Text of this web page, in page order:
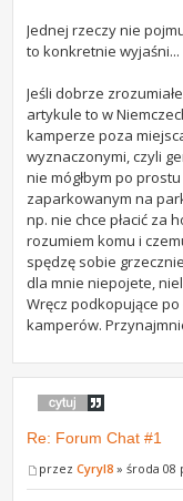
Jednej rzeczy nie
to konkretnie wyjaśni...
Jeśli dobrze
artykule to w
kamperze poza
wyznaczonymi, czyli
nie mógłbym po
zaparkowanym na
np. nie chce płacić za
rozumiem komu i
spędzę sobie
dla mnie niepojete,
Wręcz podkopujące po
kamperów.
Re: Forum Chat #1
przezCyryl8 » środa 08